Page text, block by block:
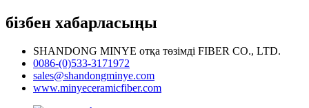
бізбен хабарласыңы
SHANDONG MINYE отқа төзімді FIBER CO., LTD.
0086-(0)533-3171972
sales@shandongminye.com
www.minyeceramicfiber.com